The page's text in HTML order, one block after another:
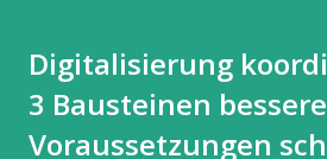
Digitalisierung
3 Bausteinen bessere
Voraussetzungen